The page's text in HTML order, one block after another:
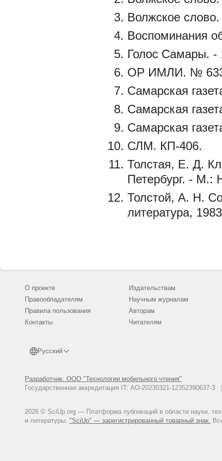
Волжское
Воспоминания
Голос Самары. -
ОР ИМЛИ. №
Самарская
Самарская
Самарская
СЛМ. КП-406.
Толстая, Е. Д.
Петербург. - М.:
Толстой, А. Н.
литература,
О проекте
Правообладателям
Правила пользования
Контакты
Русский
Разработчик: ООО "Технологии мобильного чтения"
Государственная аккредитация IT: АО-20230321-
2026 © SciUp.org — Платформа публикаций в области науки,
и литературы. "SciUp" — зарегистрированный товарный знак.
Издательствам
Научным журналам
Авторам
Читателям